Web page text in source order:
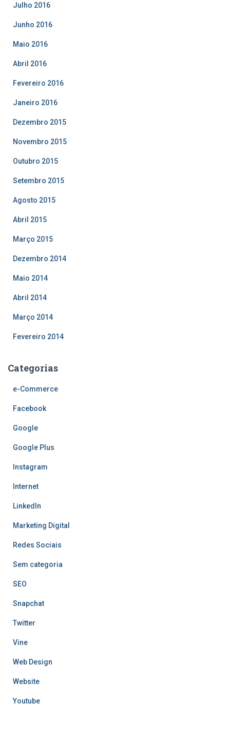
Julho 2016
Junho 2016
Maio 2016
Abril 2016
Fevereiro 2016
Janeiro 2016
Dezembro 2015
Novembro 2015
Outubro 2015
Setembro 2015
Agosto 2015
Abril 2015
Março 2015
Dezembro 2014
Maio 2014
Abril 2014
Março 2014
Fevereiro 2014
Categorias
e-Commerce
Facebook
Google
Google Plus
Instagram
Internet
LinkedIn
Marketing Digital
Redes Sociais
Sem categoria
SEO
Snapchat
Twitter
Vine
Web Design
Website
Youtube